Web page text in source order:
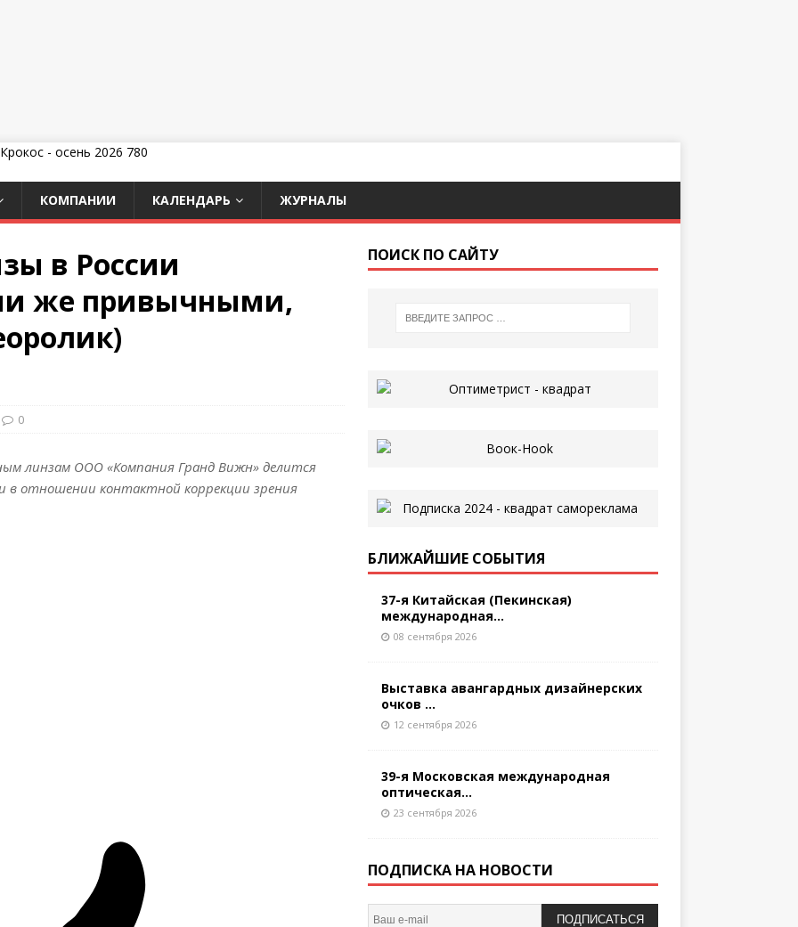
КОМПАНИИ КАЛЕНДАРЬ ЖУРНАЛЫ
в России
же привычными,
0
линзам ООО «Компания Гранд Вижн» делится
в отношении контактной коррекции зрения
ПОИСК ПО САЙТУ
БЛИЖАЙШИЕ СОБЫТИЯ
37-я Китайская (Пекинская)
международная...
08 сентября 2026
Выставка авангардных дизайнерских
очков ...
12 сентября 2026
39-я Московская международная
оптическая...
23 сентября 2026
ПОДПИСКА НА НОВОСТИ
ПОДПИСАТЬСЯ